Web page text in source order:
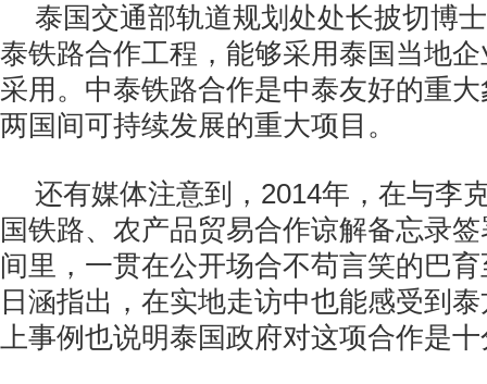
泰国交通部轨道规划处处长披切博
泰铁路合作工程，能够采用泰国当地
采用。中泰铁路合作是中泰友好的重
两国间可持续发展的重大项目。
还有媒体注意到， 2014年，在与李
国铁路、农产品贸易合作谅解备忘录
间里，一贯在公开场合不苟言笑的巴
日涵指出，在实地走访中也能感受到
上事例也说明泰国政府对这项合作是